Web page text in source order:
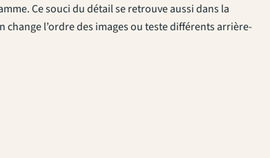
Ce souci du détail se retrouve aussi dans la
l’ordre des images ou teste différents arrière-